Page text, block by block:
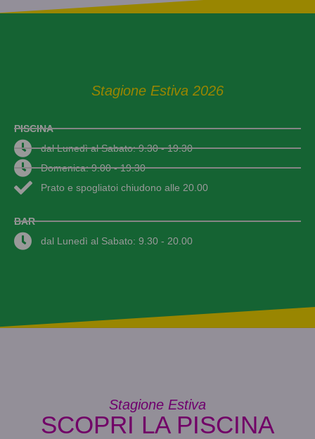
Stagione Estiva 2026
PISCINA
dal Lunedì al Sabato: 9.30 - 19.30
Domenica: 9.00 - 19.30
Prato e spogliatoi chiudono alle 20.00
BAR
dal Lunedì al Sabato: 9.30 - 20.00
Stagione Estiva
SCOPRI LA PISCINA